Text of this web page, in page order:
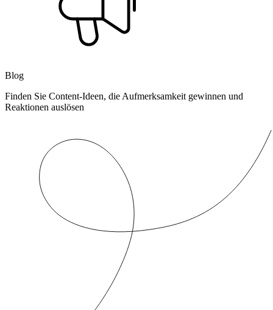
Blog
Finden Sie Content-Ideen, die Aufmerksamkeit gewinnen und
Reaktionen auslösen